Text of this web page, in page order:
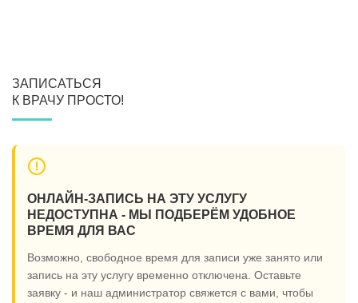
ЗАПИСАТЬСЯ
К ВРАЧУ ПРОСТО!
ОНЛАЙН-ЗАПИСЬ НА ЭТУ УСЛУГУ
НЕДОСТУПНА - МЫ ПОДБЕРЁМ УДОБНОЕ
ВРЕМЯ ДЛЯ ВАС
Возможно, свободное время для записи уже занято или
запись на эту услугу временно отключена. Оставьте
заявку - и наш администратор свяжется с вами, чтобы